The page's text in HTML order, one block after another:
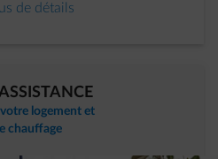
de détails
logement et
chauffage